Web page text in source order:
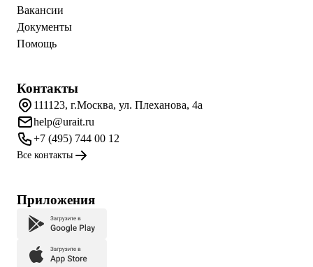
Вакансии
Документы
Помощь
Контакты
111123, г.Москва, ул. Плеханова, 4а
help@urait.ru
+7 (495) 744 00 12
Все контакты
Приложения